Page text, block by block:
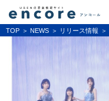
TOP NEWS リリース情報